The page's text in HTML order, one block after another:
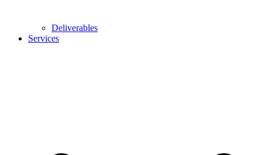
Deliverables
Services